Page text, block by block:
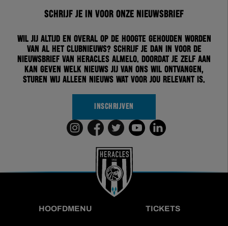
Schrijf je in voor onze nieuwsbrief
Wil jij altijd en overal op de hoogte gehouden worden
van al het clubnieuws? Schrijf je dan in voor de
nieuwsbrief van Heracles Almelo. Doordat je zelf aan
kan geven welk nieuws jij van ons wil ontvangen,
sturen wij alleen nieuws wat voor jou relevant is.
INSCHRIJVEN
HOOFDMENU TICKETS